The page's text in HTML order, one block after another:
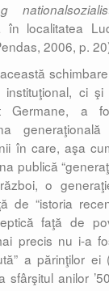
localitatea
2006, p.
instituţional, ci
Germane, a
în care, aşa
publică
o
de “istoria
faţă de
precis nu i-a
a părinţilor
sfârşitul anilor